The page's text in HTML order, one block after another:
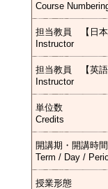
Course
担当教員 【日本
Instructor
担当教員 【英語
Instructor
単位数
Credits
開講期・開講時
Term / Day /
授業形態